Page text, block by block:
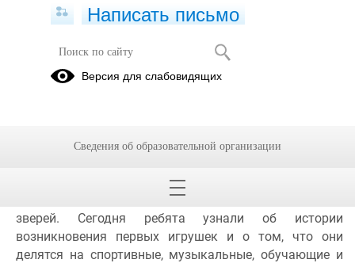
7 День - "День игр и игрушек"
прошёл под названием "День игр и игрушек". А вы
первобытных людей, только использовалась она не
для развлечения детей, а для отпугивания от детей
зверей. Сегодня ребята узнали об истории
возникновения первых игрушек и о том, что они
делятся на спортивные, музыкальные, обучающие и
Написать письмо
Версия для слабовидящих
Сведения об образовательной организации